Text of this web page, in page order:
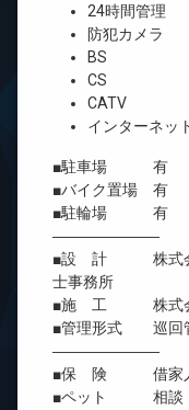
24時間管理
防犯カメラ
BS
CS
CATV
インターネッ
■駐車場 有
■バイク置場 有
■駐輪場 有
―――――――
■設 計 株式会社
士事務所
■施 工 株式会社
■管理形式 巡回
―――――――
■保 険 借家人賠
■ペット 相談（